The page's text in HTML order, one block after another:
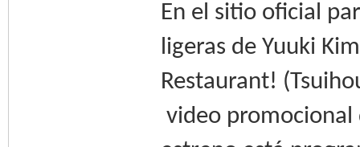
En el sitio oficial
ligeras de Yuuki
Restaurant!
video promocional